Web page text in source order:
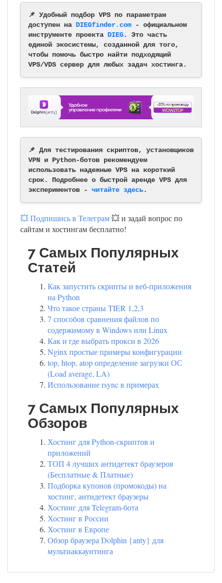
📌 Удобный подбор VPS по параметрам
доступен на DIEGfinder.com - официальном
инструменте проекта DIEG. Это часть
единой экосистемы, созданной для того,
чтобы помочь быстро найти подходящий
VPS/VDS сервер для любых задач хостинга.
📌 Для тестирования скриптов, установщиков
VPN и Python-ботов рекомендуем
использовать надежные VPS на короткий
срок. Подробнее о быстрой аренде VPS для
экспериментов - читайте здесь.
💥 Подпишись в Телеграм💥 и задай вопрос по
сайтам и хостингам бесплатно!
7 Самых Популярных
Статей
Как запустить скрипты и веб-приложения
на Python
Что такое страны TIER 1,2,3
7 способов сравнения файлов по
содержимому в Windows или Linux
Как и где выбрать прокси в 2026
Nginx простые примеры конфигурации
top, htop, atop определение загрузки ОС
(Load average, LA)
Использование rsync в примерах
7 Самых Популярных
Обзоров
Хостинг для Python-скриптов и
приложений
ТОП 4 лучших антидетект браузеров
(Бесплатные & Платные)
Подборка купонов (промокоды) на
хостинг, антидетект браузеры
Хостинг для Telegram-бота
Хостинг в России
Хостинг в Европе
Обзор браузера Dolphin {anty} для
мультиаккаунтинга